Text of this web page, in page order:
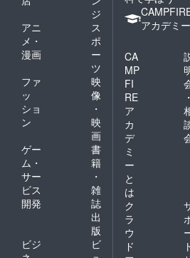
ジ
アニ
メ・
漫画
ス
ポ
ー
ツ
ファ
ッ
ショ
ン
映
像
・
映
画
ゲー
ム・
サー
ビス
開発
書
籍
・
雑
誌
出
版
ビジ
ビ
アカデミー
CA
MP
FI
RE
ア
カ
デ
ミ
ー
と
は
・
ク
ラ
ウ
ド